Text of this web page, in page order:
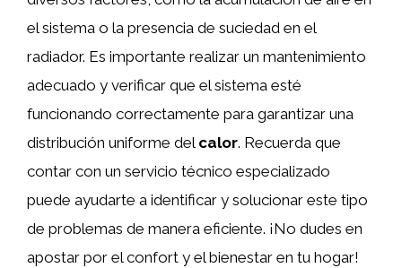
el sistema o la presencia de suciedad en el
radiador. Es importante realizar un mantenimiento
adecuado y verificar que el sistema esté
funcionando correctamente para garantizar una
distribución uniforme del calor. Recuerda que
contar con un servicio técnico especializado
puede ayudarte a identificar y solucionar este tipo
de problemas de manera eficiente. ¡No dudes en
apostar por el confort y el bienestar en tu hogar!